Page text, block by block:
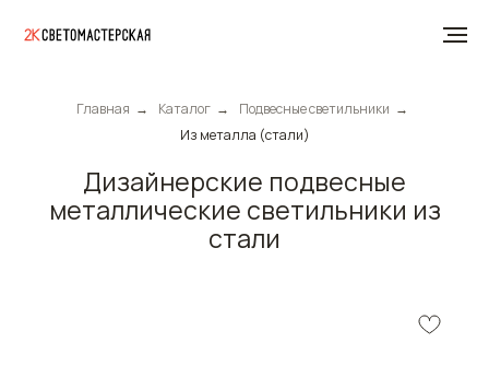
Главная → Каталог → Подвесные светильники →
Из металла (стали)
Дизайнерские подвесные
металлические светильники из
стали